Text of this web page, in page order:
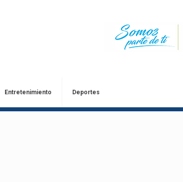
Entretenimiento Deportes